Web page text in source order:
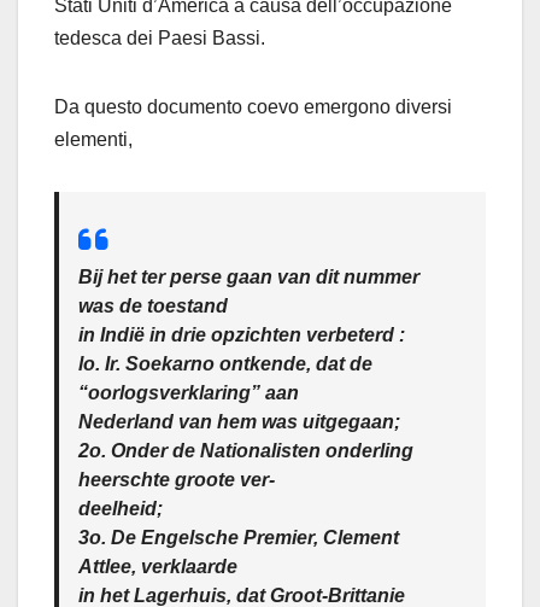
Stati Uniti d’America a causa dell’occupazione
tedesca dei Paesi Bassi.
Da questo documento coevo emergono diversi
elementi,
Bij het ter perse gaan van dit nummer
was de toestand
in Indië in drie opzichten verbeterd :
lo. Ir. Soekarno ontkende, dat de
“oorlogsverklaring” aan
Nederland van hem was uitgegaan;
2o. Onder de Nationalisten onderling
heerschte groote ver-
deelheid;
3o. De Engelsche Premier, Clement
Attlee, verklaarde
in het Lagerhuis, dat Groot-Brittanie